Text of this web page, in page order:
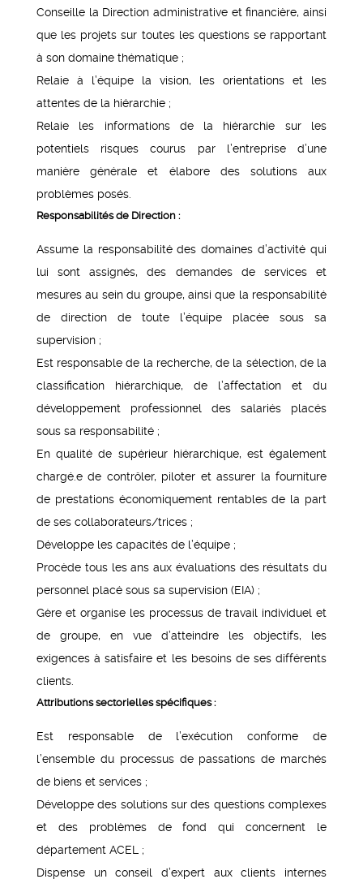
Conseille la Direction administrative et financière, ainsi
que les projets sur toutes les questions se rapportant
à son domaine thématique ;
Relaie à l’équipe la vision, les orientations et les
attentes de la hiérarchie ;
Relaie les informations de la hiérarchie sur les
potentiels risques courus par l’entreprise d’une
manière générale et élabore des solutions aux
problèmes posés.
Responsabilités de Direction :
Assume la responsabilité des domaines d’activité qui
lui sont assignés, des demandes de services et
mesures au sein du groupe, ainsi que la responsabilité
de direction de toute l’équipe placée sous sa
supervision ;
Est responsable de la recherche, de la sélection, de la
classification hiérarchique, de l’affectation et du
développement professionnel des salariés placés
sous sa responsabilité ;
En qualité de supérieur hiérarchique, est également
chargé.e de contrôler, piloter et assurer la fourniture
de prestations économiquement rentables de la part
de ses collaborateurs/trices ;
Développe les capacités de l’équipe ;
Procède tous les ans aux évaluations des résultats du
personnel placé sous sa supervision (EIA) ;
Gère et organise les processus de travail individuel et
de groupe, en vue d’atteindre les objectifs, les
exigences à satisfaire et les besoins de ses différents
clients.
Attributions sectorielles spécifiques :
Est responsable de l’exécution conforme de
l’ensemble du processus de passations de marchés
de biens et services ;
Développe des solutions sur des questions complexes
et des problèmes de fond qui concernent le
département ACEL ;
Dispense un conseil d’expert aux clients internes